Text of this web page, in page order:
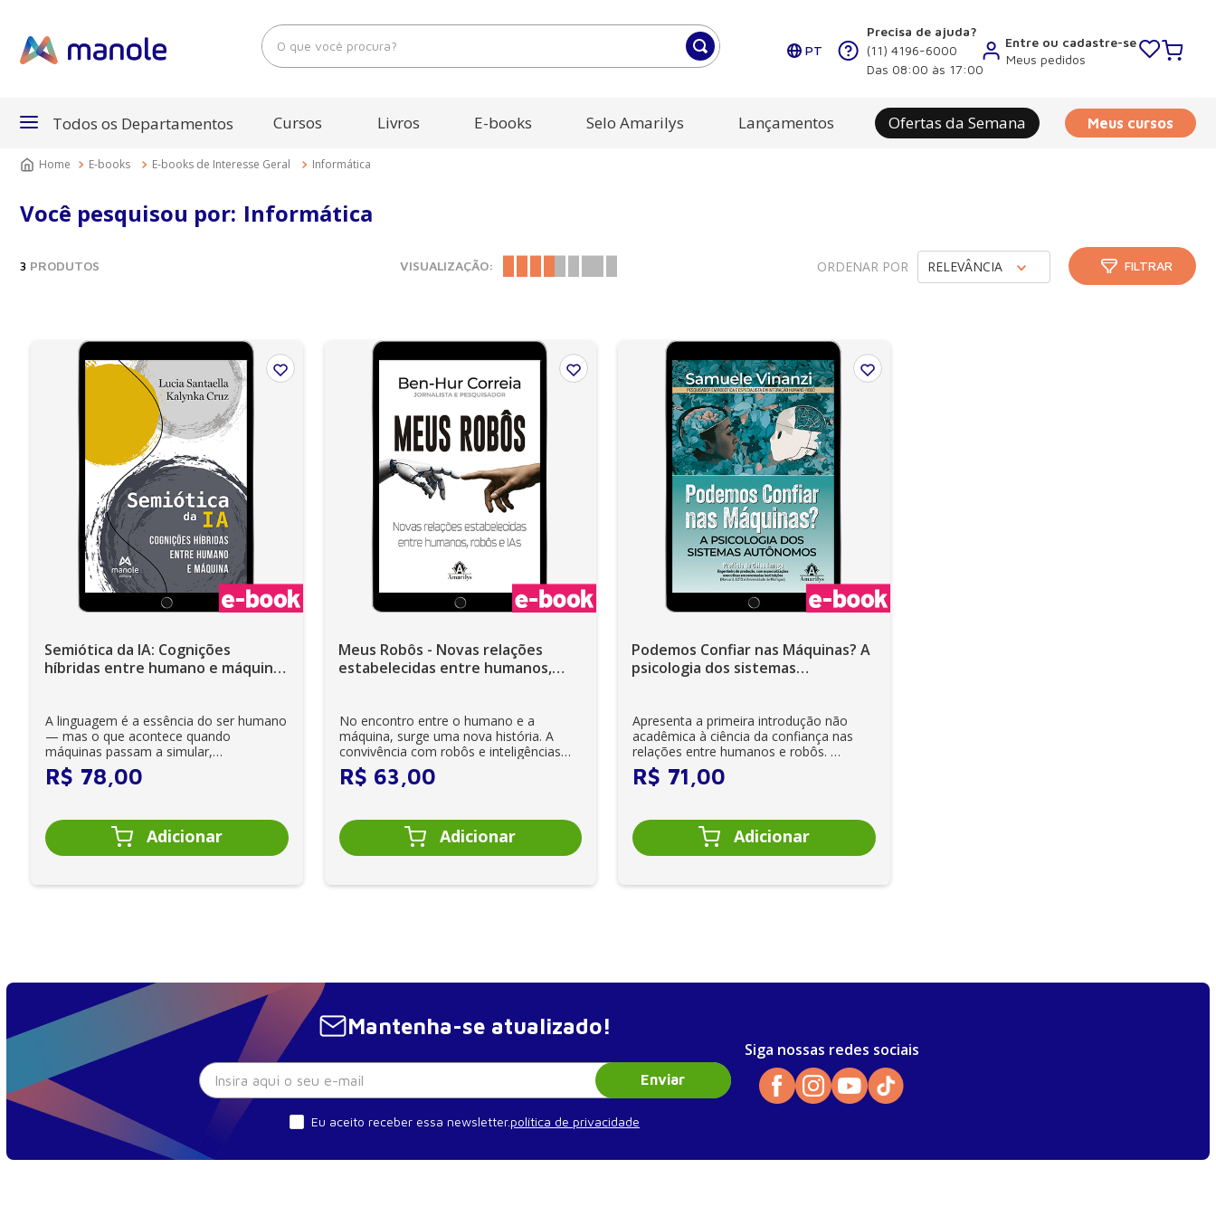
O que você procura?
PT
Precisa de ajuda?
(11) 4196-6000
Das 08:00 às 17:00
Entre ou cadastre-se
Meus pedidos
Todos os Departamentos Cursos Livros E-books Selo Amarilys Lançamentos Ofertas da Semana Meus cursos
E-books E-books de Interesse Geral Informática
Você pesquisou por: Informática
3 PRODUTOS VISUALIZAÇÃO: ORDENAR POR RELEVÂNCIA FILTRAR
Semiótica da IA: Cognições
híbridas entre humano e máquina
A linguagem é a essência do ser humano
— mas o que acontece quando
máquinas passam a simular,
compreender e responder co...
R$ 78 00
Meus Robôs - Novas relações
estabelecidas entre humanos,
No encontro entre o humano e a
máquina, surge uma nova história. A
convivência com robôs e inteligências
artificiais ult...
R$ 63 00
Podemos Confiar nas Máquinas? A
psicologia dos sistemas
Apresenta a primeira introdução não
acadêmica à ciência da confiança nas
relações entre humanos e robôs.
Prime...
R$ 71 00
Mantenha-se atualizado!
Enviar
Eu aceito receber essa newsletter.política de privacidade
Siga nossas redes sociais